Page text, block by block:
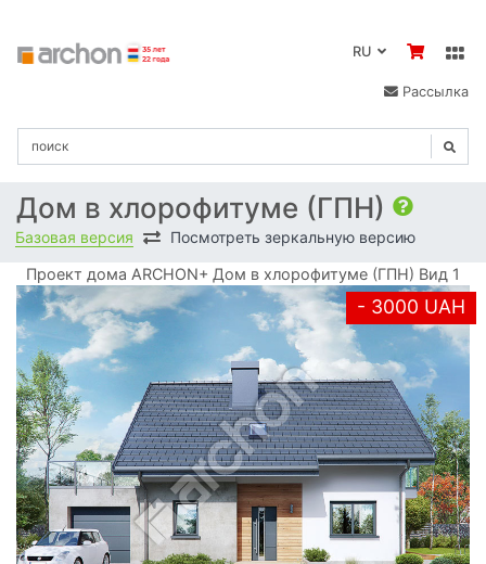
Рассылка
Дом в хлорофитуме (ГПН)
Базовая версия Посмотреть зеркальную версию
Проект дома ARCHON+ Дом в хлорофитуме (ГПН) Вид 1
- 3000 UAH